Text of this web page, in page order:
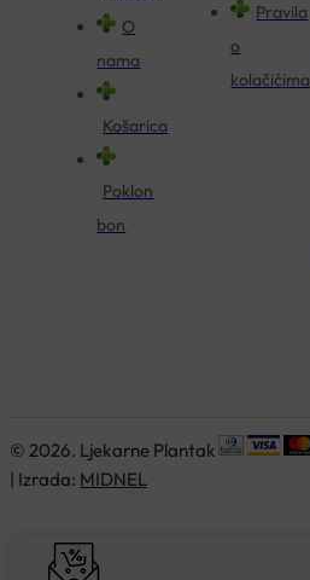
O
nama
Košarica
Poklon
bon
Pravila
o
kolačićima
© 2026. Ljekarne Plantak
| Izrada: MIDNEL